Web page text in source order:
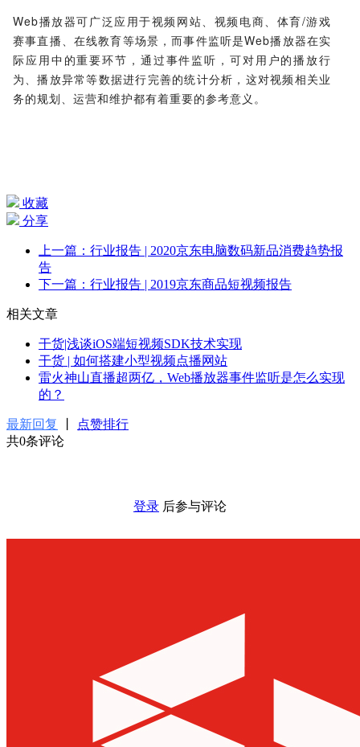
Web播放器可广泛应用于视频网站、视频电商、体育/游戏
赛事直播、在线教育等场景，而事件监听是Web播放器在实
际应用中的重要环节，通过事件监听，可对用户的播放行
为、播放异常等数据进行完善的统计分析，这对视频相关业
务的规划、运营和维护都有着重要的参考意义。
收藏
分享
上一篇：行业报告 | 2020京东电脑数码新品消费趋势报
告
下一篇：行业报告 | 2019京东商品短视频报告
相关文章
干货|浅谈iOS端短视频SDK技术实现
干货 | 如何搭建小型视频点播网站
雷火神山直播超两亿，Web播放器事件监听是怎么实现
的？
最新回复
点赞排行
共0条评论
登录 后参与评论